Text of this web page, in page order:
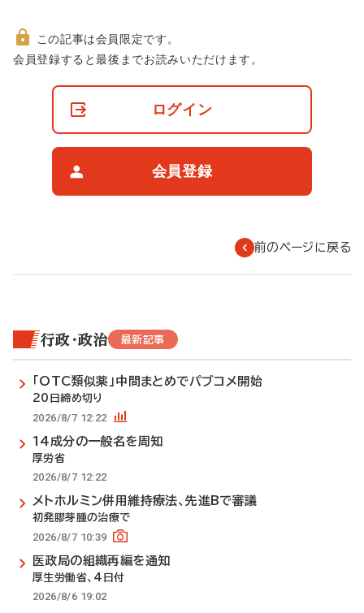
非
この記事は会員限定です。
会員登録すると最後までお読みいただけます。
ログイン
会員登録
前のページに戻る
行政・政治 最新記事
「OTC類似薬」中間まとめでパブコメ開始
20日締め切り
2026/8/7 12:22
14成分の一般名を周知
厚労省
2026/8/7 12:22
メトホルミン併用維持療法、先進Bで審議
初発膠芽腫の治療で
2026/8/7 10:39
医政局の組織再編を通知
厚生労働省、4日付
2026/8/6 19:02